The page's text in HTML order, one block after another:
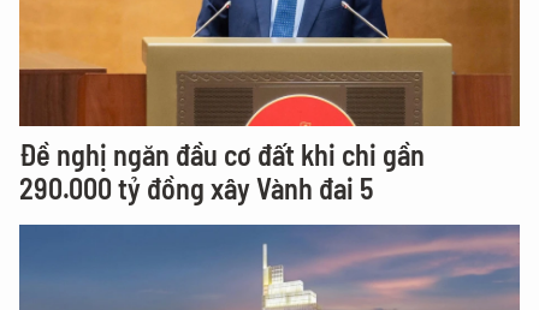
Đề nghị ngăn đầu cơ đất khi chi gần
290.000 tỷ đồng xây Vành đai 5